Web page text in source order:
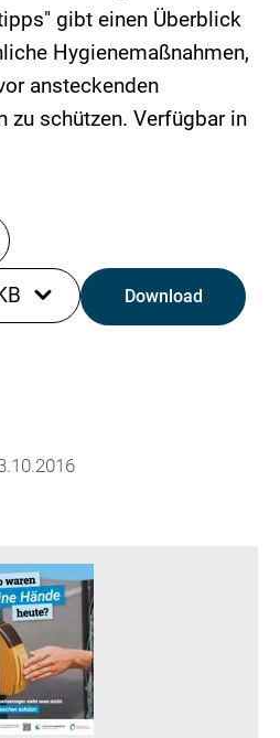
gibt einen Überblick
Hygienemaßnahmen,
ansteckenden
zu schützen. Verfügbar in
Download